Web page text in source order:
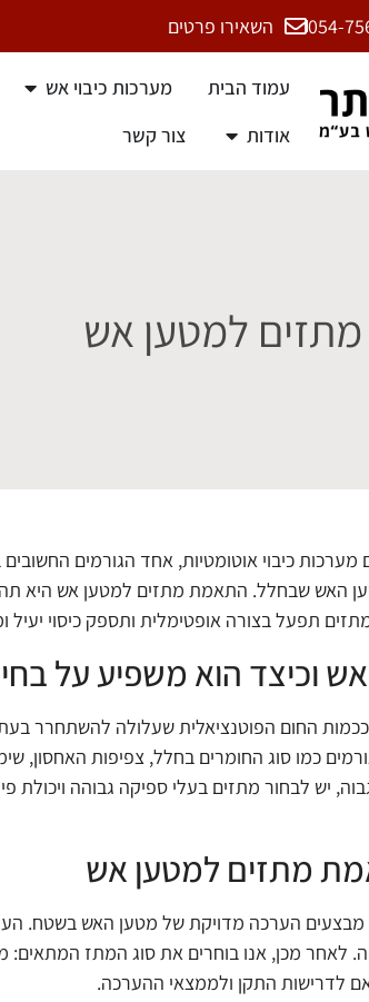
054- השאירו פרטים
עמוד הבית מערכות כיבוי אש
אודות
צור קשר
למטען אש
מערכות כיבוי אוטומטיות, אחד הגורמים
האש שבחלל. התאמת מתזים למטען אש היא
תפעל בצורה אופטימלית ותספק כיסוי יעיל
וכיצד הוא משפיע על
החום הפוטנציאלית שעלולה להשתחרר
כמו סוג החומרים בחלל, צפיפות האחסון,
יש לבחור מתזים בעלי ספיקה גבוהה ויכולת
מתזים למטען אש
מבצעים הערכה מדויקת של מטען האש בשטח.
לאחר מכן, אנו בוחרים את סוג המתז
לדרישות התקן ולממצאי ההערכה.